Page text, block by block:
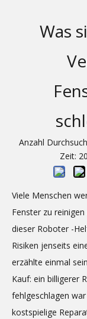
Was
Anzahl
Zeit:
Viele Menschen
Fenster zu
dieser Roboter -
Risiken jenseits
erzählte einmal
Kauf: ein billigerer
fehlgeschlagen
kostspielige